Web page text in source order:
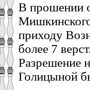
В прошении
приходу
более 7
Разрешение
Голицыной